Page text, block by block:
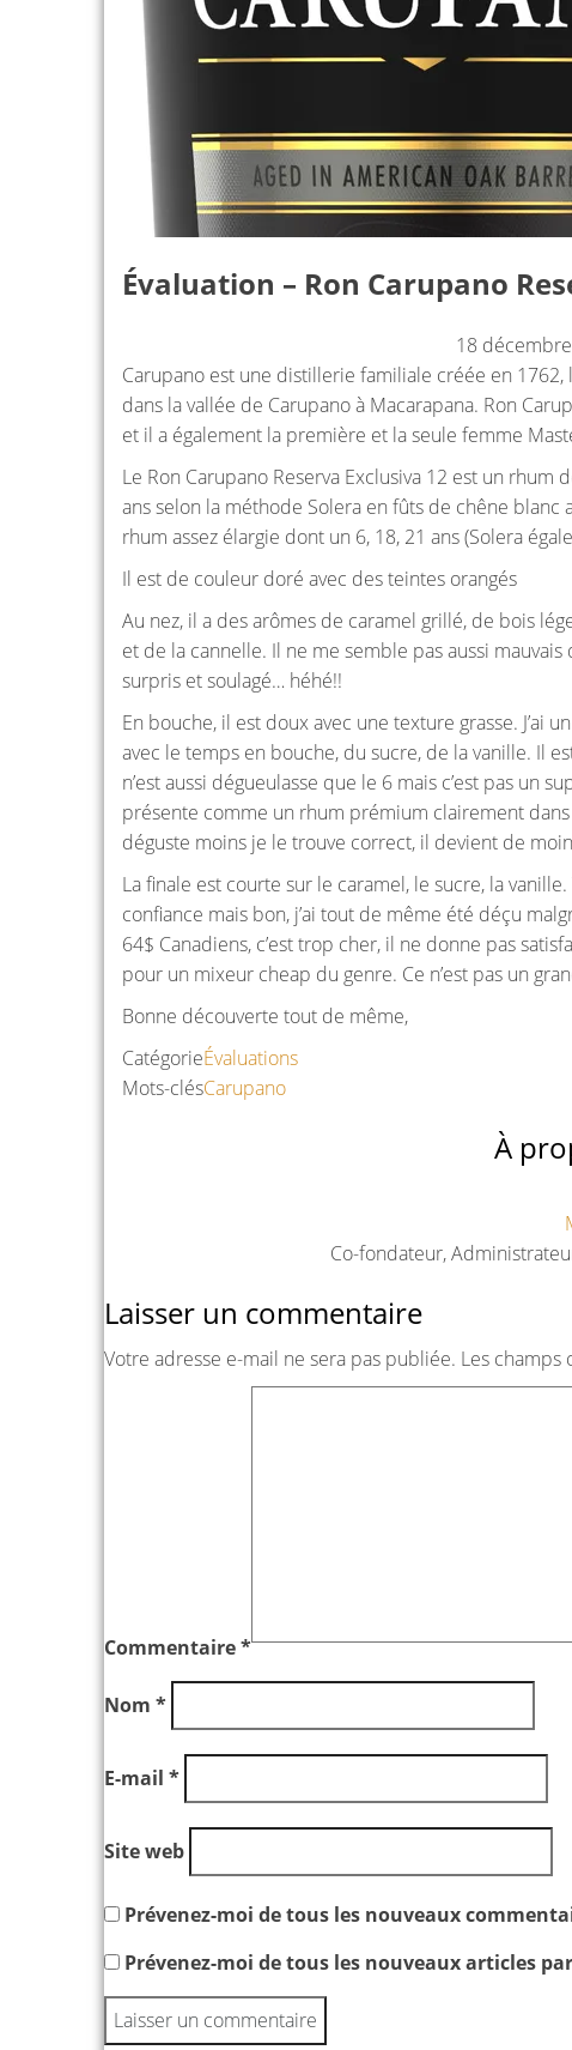
Évaluation – Ron Carupano
18
Carupano est une distillerie familiale créée en
dans la vallée de Carupano à Macarapana. Ron
et il a également la première et la seule femme
Le Ron Carupano Reserva Exclusiva 12 est un
ans selon la méthode Solera en fûts de chêne
rhum assez élargie dont un 6, 18, 21 ans (Solera
Il est de couleur doré avec des teintes orangés
Au nez, il a des arômes de caramel grillé, de bois
et de la cannelle. Il ne me semble pas aussi
surpris et soulagé… héhé!!
En bouche, il est doux avec une texture grasse.
avec le temps en bouche, du sucre, de la vanille. Il
n’est aussi dégueulasse que le 6 mais c’est pas un
présente comme un rhum prémium clairement
déguste moins je le trouve correct, il devient de
La finale est courte sur le caramel, le sucre, la
confiance mais bon, j’ai tout de même été déçu
64$ Canadiens, c’est trop cher, il ne donne pas
pour un mixeur cheap du genre. Ce n’est pas un
Bonne découverte tout de même,
CatégorieÉvaluations
Mots-clésCarupano
À
Co-fondateur,
Laisser un commentaire
Votre adresse e-mail ne sera pas publiée. Les champs
Commentaire*
Nom *
E-mail *
Site web
Prévenez-moi de tous les nouveaux
Prévenez-moi de tous les nouveaux articles